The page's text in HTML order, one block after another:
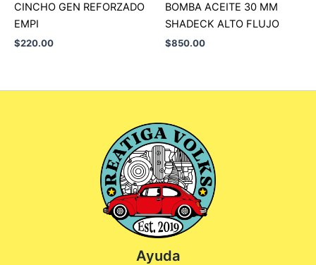
CINCHO GEN REFORZADO
EMPI
$220.00
BOMBA ACEITE 30 MM
SHADECK ALTO FLUJO
$850.00
Ayuda